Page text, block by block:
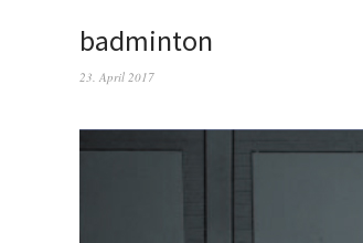
badminton
23. April 2017